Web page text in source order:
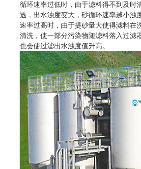
循环速率过低时，由于滤料得不到及时
透，出水浊度变大，砂循环速率越小浊
速率过高时，由于提砂量大使得滤料在
清洗，使一部分污染物随滤料落入过滤
也会使过滤出水浊度值升高。